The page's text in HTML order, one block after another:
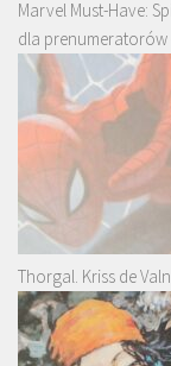
Marvel Must-Have:
dla prenumeratorów
Thorgal. Kriss de